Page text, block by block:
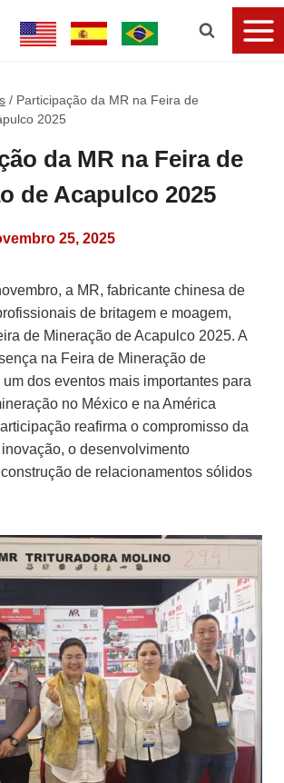
/ Participação da MR na Feira de
2025
da MR na Feira de
de Acapulco 2025
25, 2025
a MR, fabricante chinesa de
de britagem e moagem,
de Mineração de Acapulco 2025. A
na Feira de Mineração de
dos eventos mais importantes para
no México e na América
reafirma o compromisso da
o desenvolvimento
de relacionamentos sólidos